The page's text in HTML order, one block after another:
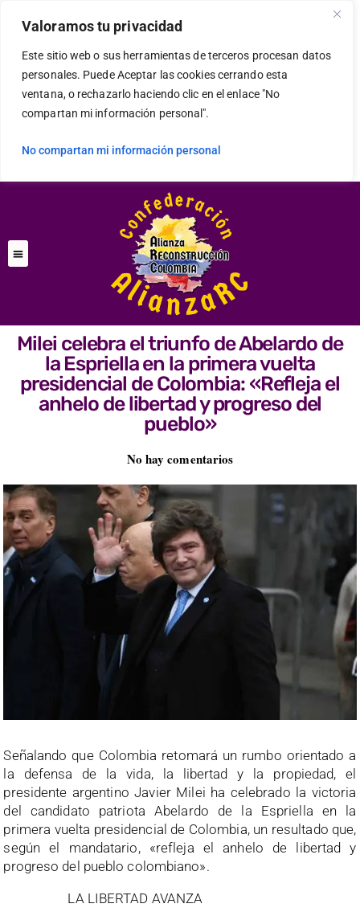
Valoramos tu privacidad
Este sitio web o sus herramientas de terceros procesan datos
personales. Puede Aceptar las cookies cerrando esta
ventana, o rechazarlo haciendo clic en el enlace "No
compartan mi información personal".
No compartan mi información personal
Milei celebra el triunfo de Abelardo de
la Espriella en la primera vuelta
presidencial de Colombia: «Refleja el
anhelo de libertad y progreso del
pueblo»
No hay comentarios
Señalando que Colombia retomará un rumbo orientado a
la defensa de la vida, la libertad y la propiedad, el
presidente argentino Javier Milei ha celebrado la victoria
del candidato patriota Abelardo de la Espriella en la
primera vuelta presidencial de Colombia, un resultado que,
según el mandatario, «refleja el anhelo de libertad y
progreso del pueblo colombiano».
LA LIBERTAD AVANZA